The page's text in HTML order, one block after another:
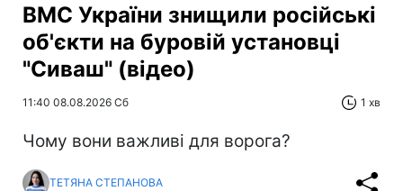
ВМС України знищили російські
об'єкти на буровій установці
"Сиваш" (відео)
11:40 08.08.2026 Сб 1 хв
Чому вони важливі для ворога?
ТЕТЯНА СТЕПАНОВА